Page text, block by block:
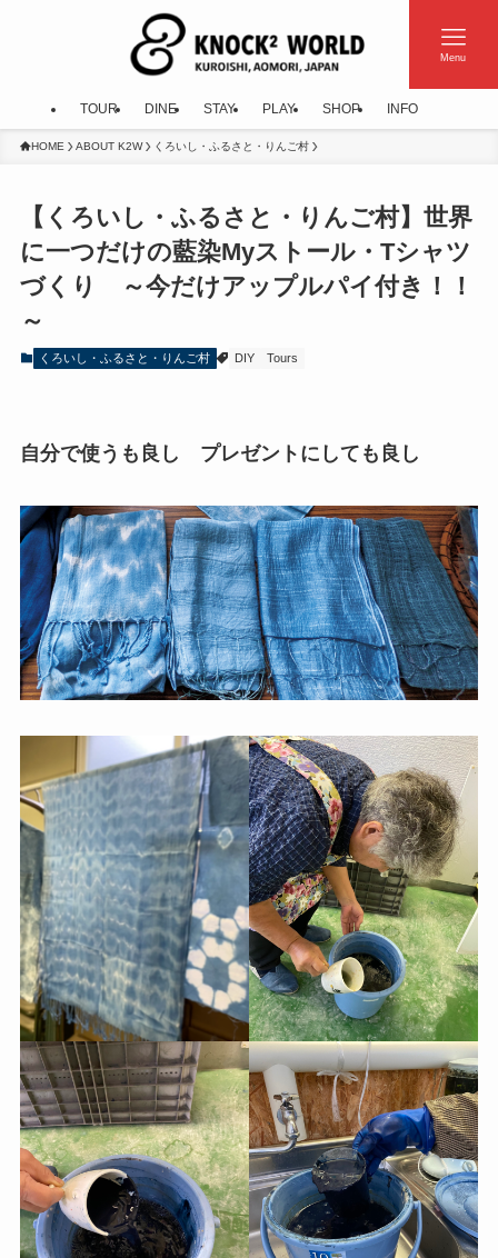
Menu
TOUR DINE STAY PLAY SHOP INFO
HOME ABOUT K2W くろいし・ふるさと・りんご村
【くろいし・ふるさと・りんご村】世界
に一つだけの藍染Myストール・Tシャツ
づくり ～今だけアップルパイ付き！！
～
くろいし・ふるさと・りんご村 DIY Tours
自分で使うも良し プレゼントにしても良し